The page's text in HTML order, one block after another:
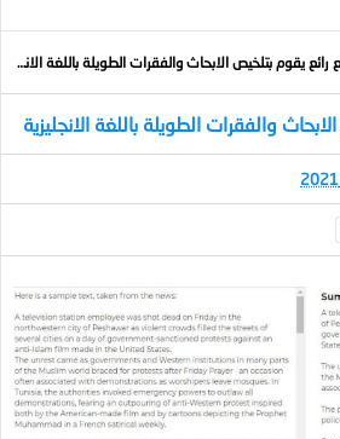
يقوم بتلخيص الابحاث والفقرات الطويلة باللغة الانجليزية
والفقرات الطويلة باللغة الانجليزية